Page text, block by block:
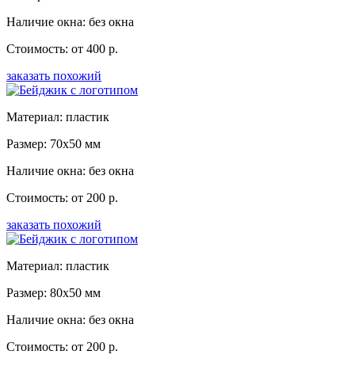
Наличие окна: без окна
Стоимость: от 400 р.
заказать похожий
Материал: пластик
Размер: 70x50 мм
Наличие окна: без окна
Стоимость: от 200 р.
заказать похожий
Материал: пластик
Размер: 80x50 мм
Наличие окна: без окна
Стоимость: от 200 р.